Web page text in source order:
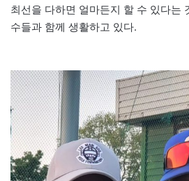
최선을 다하면 얼마든지 할 수 있다는
수들과 함께 생활하고 있다.